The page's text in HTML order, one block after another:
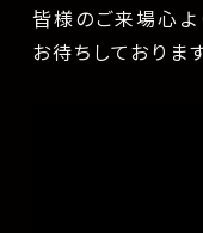
皆様のご来場心よ
お待ちしております